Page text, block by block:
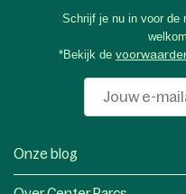
Schrijf je nu in voor de
*Bekijk de
Onze blog